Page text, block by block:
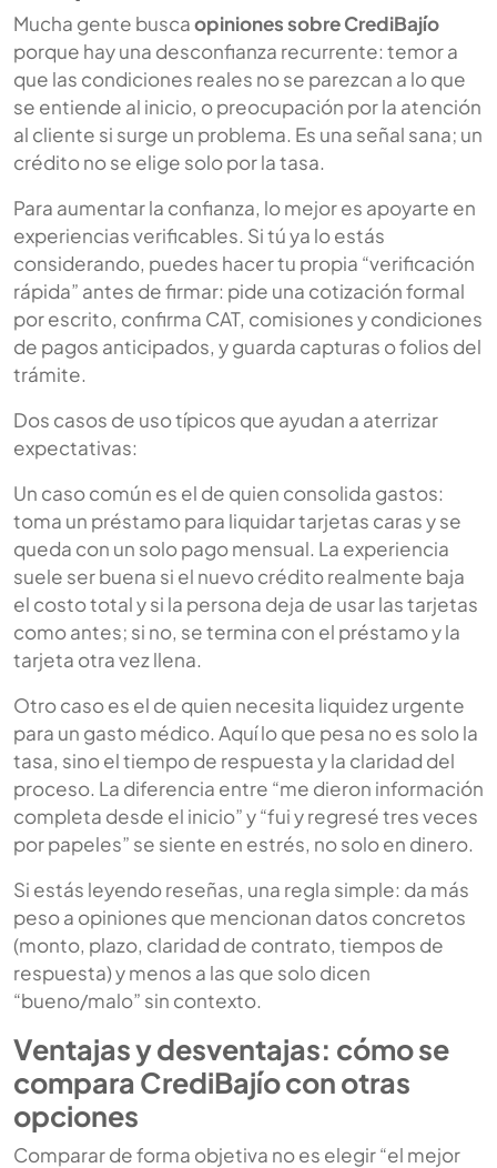
Mucha gente buscaopiniones sobre CrediBajío
porque hay una desconfianza recurrente: temor a
que las condiciones reales no se parezcan a lo que
se entiende al inicio, o preocupación por la atención
al cliente si surge un problema. Es una señal sana; un
crédito no se elige solo por la tasa.
Para aumentar la confianza, lo mejor es apoyarte en
experiencias verificables. Si tú ya lo estás
considerando, puedes hacer tu propia “verificación
rápida” antes de firmar: pide una cotización formal
por escrito, confirma CAT, comisiones y condiciones
de pagos anticipados, y guarda capturas o folios del
trámite.
Dos casos de uso típicos que ayudan a aterrizar
expectativas:
Un caso común es el de quien consolida gastos:
toma un préstamo para liquidar tarjetas caras y se
queda con un solo pago mensual. La experiencia
suele ser buena si el nuevo crédito realmente baja
el costo total y si la persona deja de usar las tarjetas
como antes; si no, se termina con el préstamo y la
tarjeta otra vez llena.
Otro caso es el de quien necesita liquidez urgente
para un gasto médico. Aquí lo que pesa no es solo la
tasa, sino el tiempo de respuesta y la claridad del
proceso. La diferencia entre “me dieron información
completa desde el inicio” y “fui y regresé tres veces
por papeles” se siente en estrés, no solo en dinero.
Si estás leyendo reseñas, una regla simple: da más
peso a opiniones que mencionan datos concretos
(monto, plazo, claridad de contrato, tiempos de
respuesta) y menos a las que solo dicen
“bueno/malo” sin contexto.
Ventajas y desventajas: cómo se
compara CrediBajío con otras
opciones
Comparar de forma objetiva no es elegir “el mejor